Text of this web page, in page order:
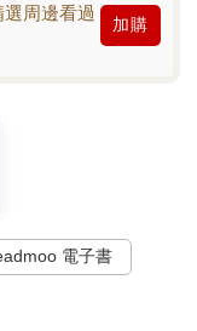
周邊看過
加購
電子書